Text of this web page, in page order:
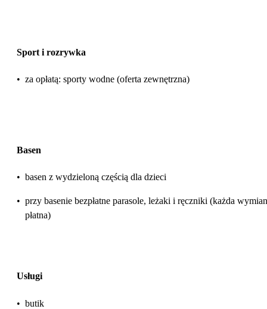
Sport i rozrywka
• za opłatą: sporty wodne (oferta zewnętrzna)
Basen
• basen z wydzieloną częścią dla dzieci
• przy basenie bezpłatne parasole, leżaki i ręczniki (każda
płatna)
Usługi
• butik